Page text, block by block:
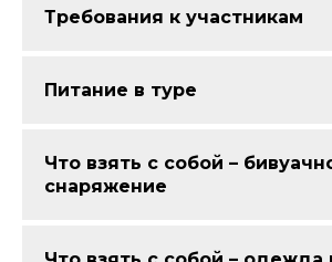
Требования к участникам
Питание в туре
Что взять с собой –
снаряжение
Пешие туры в Архызе
Конные туры в Архызе
Рыболовные туры в Архызе
Кейтеринг
Корпоративы
Фотосессия и видеосъемка